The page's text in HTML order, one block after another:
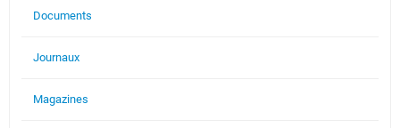
Documents
Journaux
Magazines